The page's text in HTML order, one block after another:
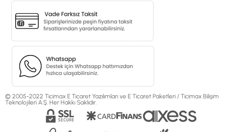
© 2005-2022 Ticimax E Ticaret Yazılımları ve E Ticaret Paketleri / Ticimax Bilişim
Teknolojileri A.Ş. Her Hakkı Saklıdır.